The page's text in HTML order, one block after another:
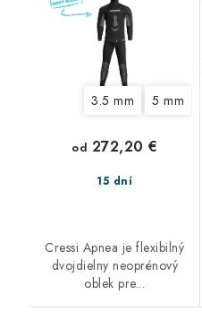
3.5 mm 5 mm
15 dní
od 272,20 €
Cressi Apnea je flexibilný
dvojdielny neoprénový
oblek pre...